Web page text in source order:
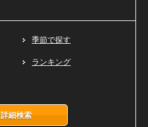
季節で探す
ランキング
詳細検索